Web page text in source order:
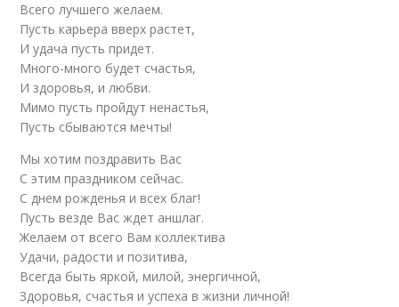
Всего лучшего желаем.
Пусть карьера вверх растет,
И удача пусть придет.
Много-много будет счастья,
И здоровья, и любви.
Мимо пусть пройдут ненастья,
Пусть сбываются мечты!
Мы хотим поздравить Вас
С этим праздником сейчас.
С днем рожденья и всех благ!
Пусть везде Вас ждет аншлаг.
Желаем от всего Вам коллектива
Удачи, радости и позитива,
Всегда быть яркой, милой, энергичной,
Здоровья, счастья и успеха в жизни личной!